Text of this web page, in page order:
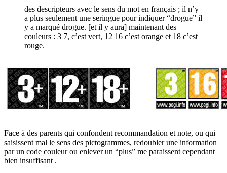
des descripteurs avec le sens du mot en français ; il n’y
a plus seulement une seringue pour indiquer “drogue” il
y a marqué drogue. [et il y aura] maintenant des
couleurs : 3 7, c’est vert, 12 16 c’est orange et 18 c’est
rouge.
Face à des parents qui confondent recommandation et note, ou qui
saisissent mal le sens des pictogrammes, redoubler une information
par un code couleur ou enlever un “plus” me paraissent cependant
bien insuffisant .